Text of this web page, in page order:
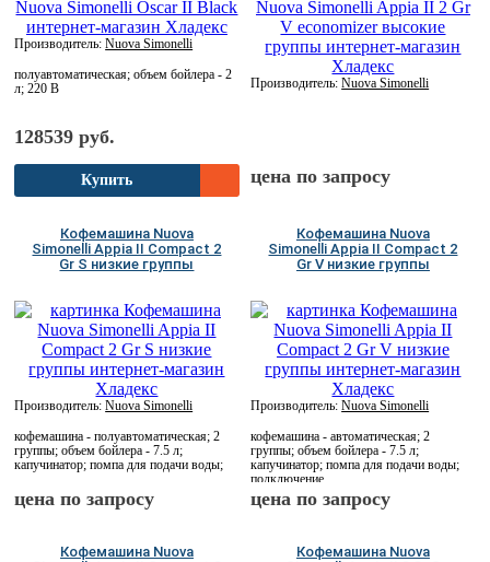
Производитель:Nuova Simonelli
полуавтоматическая; объем бойлера - 2
л; 220 В
128539 руб.
Купить
Производитель:Nuova Simonelli
цена по запросу
Кофемашина Nuova
Simonelli Appia II Compact 2
Gr S низкие группы
Производитель:Nuova Simonelli
кофемашина - полуавтоматическая; 2
группы; объем бойлера - 7.5 л;
капучинатор; помпа для подачи воды;
цена по запросу
Кофемашина Nuova
Simonelli Appia II Compact 2
Gr V низкие группы
Производитель:Nuova Simonelli
кофемашина - автоматическая; 2
группы; объем бойлера - 7.5 л;
капучинатор; помпа для подачи воды;
подключение
цена по запросу
Кофемашина Nuova
Кофемашина Nuova